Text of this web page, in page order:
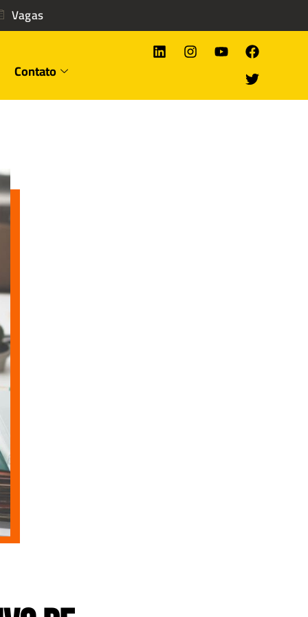
Vagas
Contato